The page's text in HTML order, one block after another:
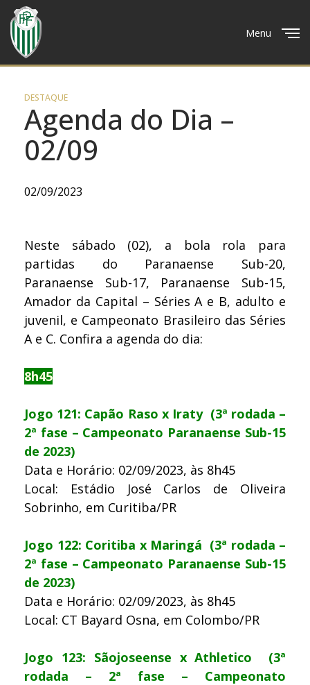
Menu
DESTAQUE
Agenda do Dia –
02/09
02/09/2023
Neste sábado (02), a bola rola para
partidas do Paranaense Sub-20,
Paranaense Sub-17, Paranaense Sub-15,
Amador da Capital – Séries A e B, adulto e
juvenil, e Campeonato Brasileiro das Séries
A e C. Confira a agenda do dia:
8h45
Jogo 121: Capão Raso x Iraty (3ª rodada –
2ª fase – Campeonato Paranaense Sub-15
de 2023)
Data e Horário: 02/09/2023, às 8h45
Local: Estádio José Carlos de Oliveira
Sobrinho, em Curitiba/PR
Jogo 122: Coritiba x Maringá (3ª rodada –
2ª fase – Campeonato Paranaense Sub-15
de 2023)
Data e Horário: 02/09/2023, às 8h45
Local: CT Bayard Osna, em Colombo/PR
Jogo 123: Sãojoseense x Athletico (3ª
rodada – 2ª fase – Campeonato